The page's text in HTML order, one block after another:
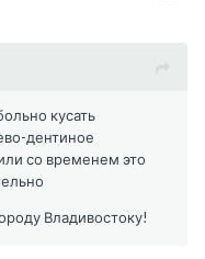
кусать
дентиное
со временем это
Владивостоку!